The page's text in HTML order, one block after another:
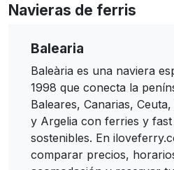
Navieras de ferris
Balearia
Baleària es una naviera
1998 que conecta la
Baleares, Canarias,
y Argelia con ferries y
sostenibles. En
comparar precios,